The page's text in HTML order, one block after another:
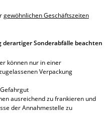
gewöhnlichen Geschäftszeiten
Sonderabfälle beachten
können nur in einer
Verpackung
ausreichend zu frankieren und
der Annahmestelle zu